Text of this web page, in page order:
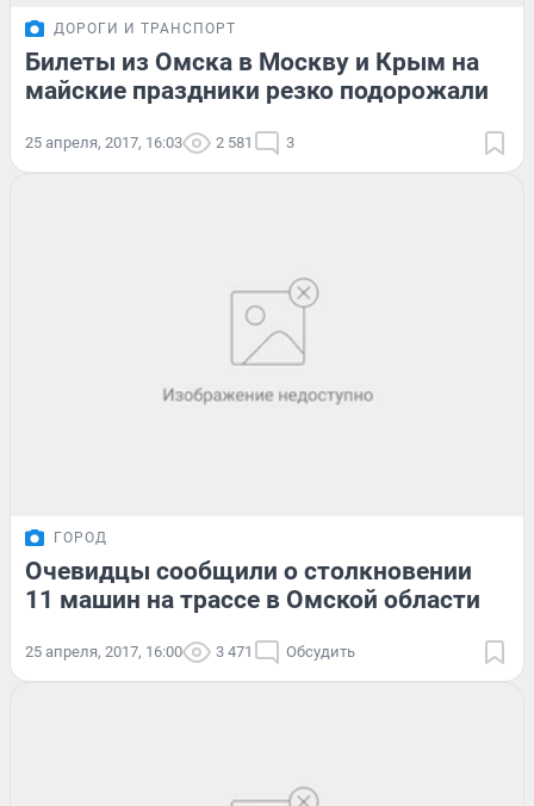
ДОРОГИ И ТРАНСПОРТ
Билеты из Омска в Москву и Крым на
майские праздники резко подорожали
25 апреля, 2017, 16:03 2 581 3
ГОРОД
Очевидцы сообщили о столкновении
11 машин на трассе в Омской области
25 апреля, 2017, 16:00 3 471 Обсудить